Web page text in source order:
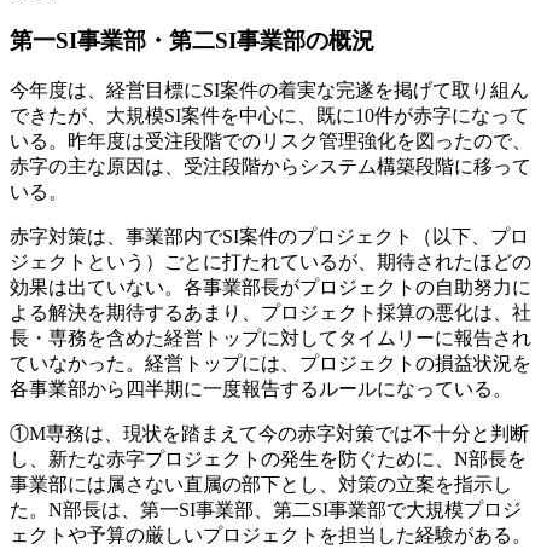
第一SI事業部・第二SI事業部の概況
今年度は、経営目標にSI案件の着実な完遂を掲げて取り組ん
できたが、大規模SI案件を中心に、既に10件が赤字になって
いる。昨年度は受注段階でのリスク管理強化を図ったので、
赤字の主な原因は、受注段階からシステム構築段階に移って
いる。
赤字対策は、事業部内でSI案件のプロジェクト（以下、プロ
ジェクトという）ごとに打たれているが、期待されたほどの
効果は出ていない。各事業部長がプロジェクトの自助努力に
よる解決を期待するあまり、プロジェクト採算の悪化は、社
長・専務を含めた経営トップに対してタイムリーに報告され
ていなかった。経営トップには、プロジェクトの損益状況を
各事業部から四半期に一度報告するルールになっている。
①M専務は、現状を踏まえて今の赤字対策では不十分と判断
し、新たな赤字プロジェクトの発生を防ぐために、N部長を
事業部には属さない直属の部下とし、対策の立案を指示し
た。 N部長は、第一SI事業部、第二SI事業部で大規模プロジ
ェクトや予算の厳しいプロジェクトを担当した経験がある。